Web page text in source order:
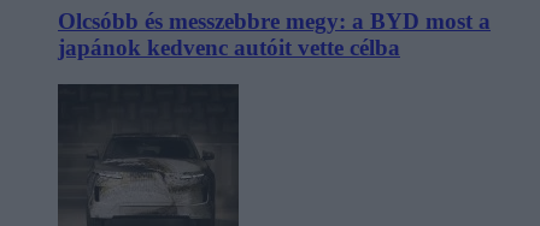
Olcsóbb és messzebbre megy: a BYD most a
japánok kedvenc autóit vette célba